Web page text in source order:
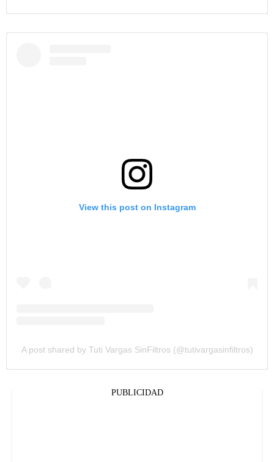
View this post on Instagram
A post shared by Tuti Vargas SinFiltros (@tutivargasinfiltros)
PUBLICIDAD